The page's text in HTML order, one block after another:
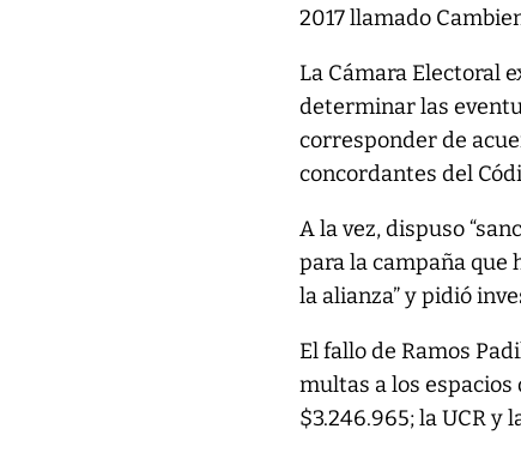
2017 llamado
La Cámara Electoral
determinar las
corresponder de
concordantes del
A la vez, dispuso
para la campaña que
la alianza” y pidió
El fallo de Ramos
multas a los espacios
$3.246.965; la UCR y